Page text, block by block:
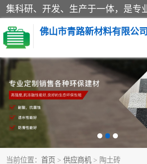
佛山市青路新材料有限公司
当前位置： 首页 > 供应商机 > 陶土砖